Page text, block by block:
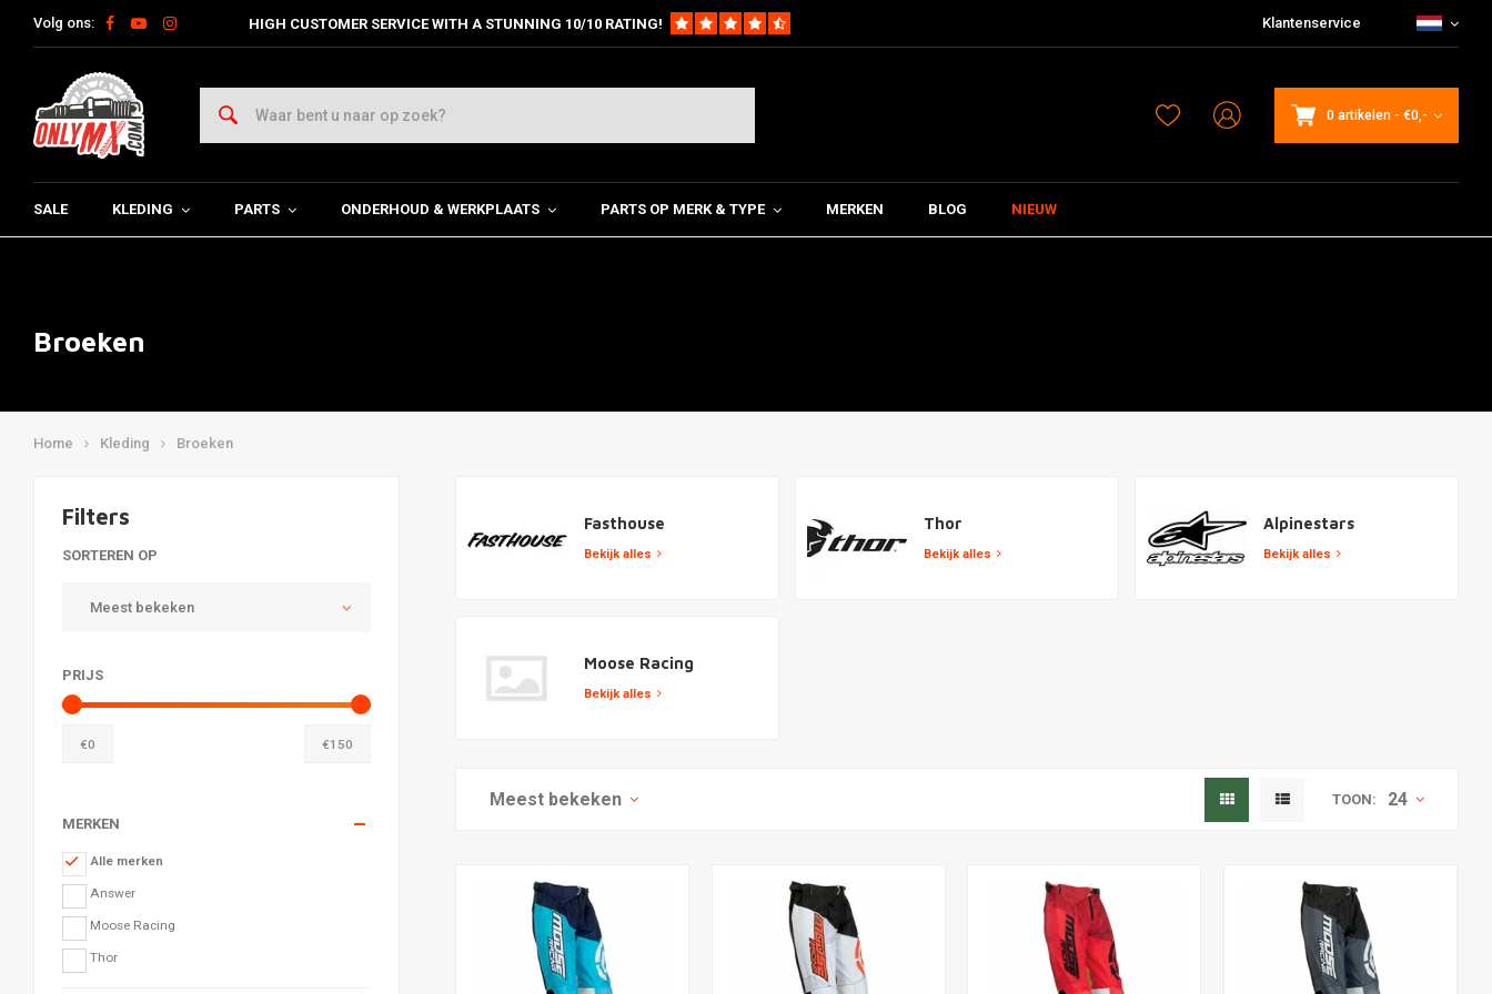
Volg ons: HIGH CUSTOMER SERVICE WITH A STUNNING 10/10 RATING! Klantenservice
0 artikelen - €0,-
SALE KLEDING PARTS ONDERHOUD & WERKPLAATS PARTS OP MERK & TYPE MERKEN BLOG NIEUW
Broeken
Home Kleding Broeken
Filters
SORTEREN OP
Meest bekeken
PRIJS
€0 €150
MERKEN
Alle merken
Answer
Moose Racing
Thor
Fasthouse
Bekijk alles
Thor
Bekijk alles
Alpinestars
Bekijk alles
Moose Racing
Bekijk alles
Meest bekeken TOON: 24